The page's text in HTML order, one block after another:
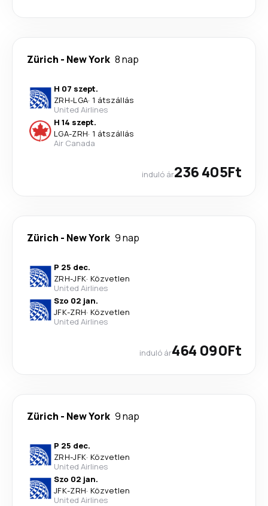
Zürich - New York 8 nap
H 07 szept.
ZRH-LGA· 1 átszállás
United Airlines
H 14 szept.
LGA-ZRH· 1 átszállás
Air Canada
induló ár236 405Ft
Zürich - New York 9 nap
P 25 dec.
ZRH-JFK· Közvetlen
United Airlines
Szo 02 jan.
JFK-ZRH· Közvetlen
United Airlines
induló ár464 090Ft
Zürich - New York 9 nap
P 25 dec.
ZRH-JFK· Közvetlen
United Airlines
Szo 02 jan.
JFK-ZRH· Közvetlen
United Airlines